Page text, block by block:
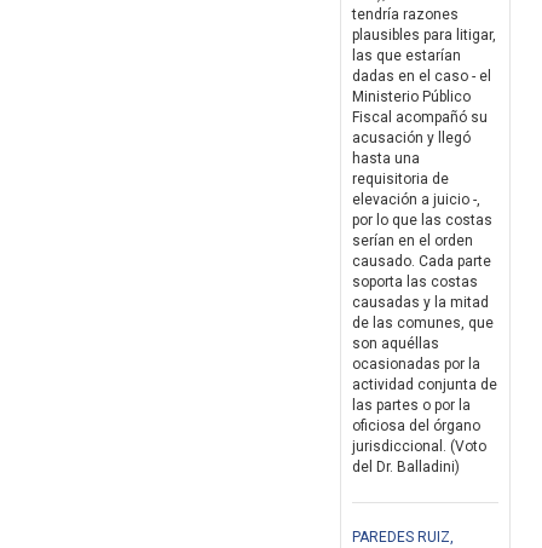
tendría razones
plausibles para litigar,
las que estarían
dadas en el caso - el
Ministerio Público
Fiscal acompañó su
acusación y llegó
hasta una
requisitoria de
elevación a juicio -,
por lo que las costas
serían en el orden
causado. Cada parte
soporta las costas
causadas y la mitad
de las comunes, que
son aquéllas
ocasionadas por la
actividad conjunta de
las partes o por la
oficiosa del órgano
jurisdiccional. (Voto
del Dr. Balladini)
PAREDES RUIZ,